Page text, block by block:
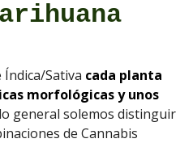
Sativa cada planta
morfológicas y unos
general solemos distinguir
de Cannabis